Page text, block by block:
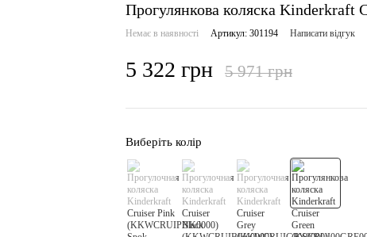
Прогулянкова коляска Kinderkraft
Немає в наявності Артикул: 301194 Написати відгук
5 322 грн 5 971 грн
Виберіть колір